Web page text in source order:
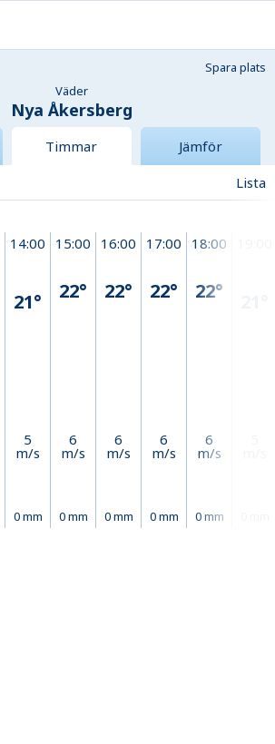
Spara plats
Väder
Nya Åkersberg
Timmar
Jämför
Lista
14:00
21°
5
m/s
0 mm
15:00
22°
6
m/s
0 mm
16:00
22°
6
m/s
0 mm
17:00
22°
6
m/s
0 mm
18:00
22°
6
m/s
0 mm